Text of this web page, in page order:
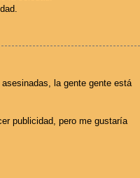
la gente gente está
publicidad, pero me gustaría